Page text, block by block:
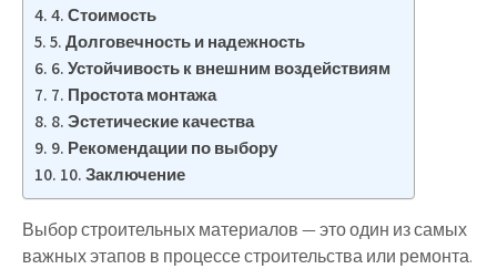
4. Стоимость
5. Долговечность и надежность
6. Устойчивость к внешним воздействиям
7. Простота монтажа
8. Эстетические качества
9. Рекомендации по выбору
10. Заключение
Выбор строительных материалов — это один из самых
важных этапов в процессе строительства или ремонта.